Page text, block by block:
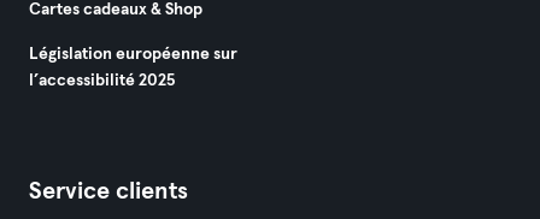
Cartes cadeaux & Shop
Législation européenne sur
l’accessibilité 2025
Service clients